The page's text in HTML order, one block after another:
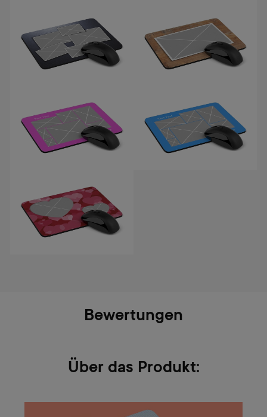
Bewertungen
Über das Produkt: